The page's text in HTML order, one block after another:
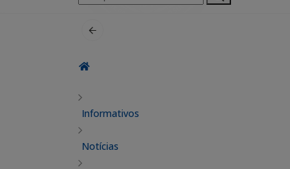
por:
Informativos
Notícias